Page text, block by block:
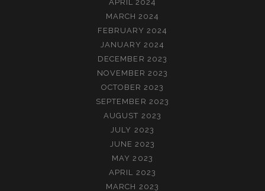
APRIL 2024
MARCH 2024
FEBRUARY 2024
JANUARY 2024
DECEMBER 2023
NOVEMBER 2023
OCTOBER 2023
SEPTEMBER 2023
AUGUST 2023
JULY 2023
JUNE 2023
MAY 2023
APRIL 2023
MARCH 2023